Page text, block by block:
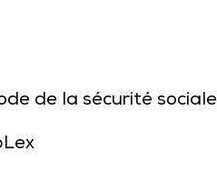
de la sécurité sociale